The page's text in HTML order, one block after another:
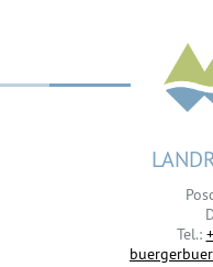
Tel.: